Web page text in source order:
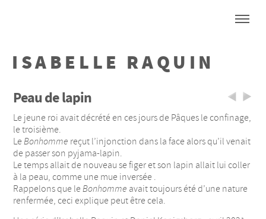
ISABELLE RAQUIN
Peau de lapin
Le jeune roi avait décrété en ces jours de Pâques le confinage,
le troisième.
LeBonhomme reçut l’injonction dans la face alors qu’il venait
de passer son pyjama-lapin.
Le temps allait de nouveau se figer et son lapin allait lui coller
à la peau, comme une mue inversée .
Rappelons que leBonhomme avait toujours été d’une nature
renfermée, ceci explique peut être cela.